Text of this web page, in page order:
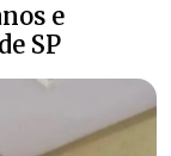
e
SP